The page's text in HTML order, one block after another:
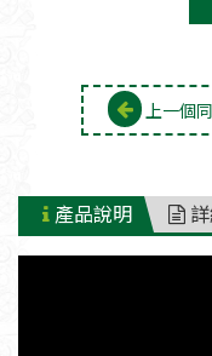
上一個
產品說明